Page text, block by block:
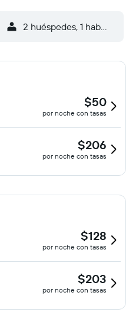
2 huéspedes, 1
$50
por noche con tasas
$206
por noche con tasas
$128
por noche con tasas
$203
por noche con tasas